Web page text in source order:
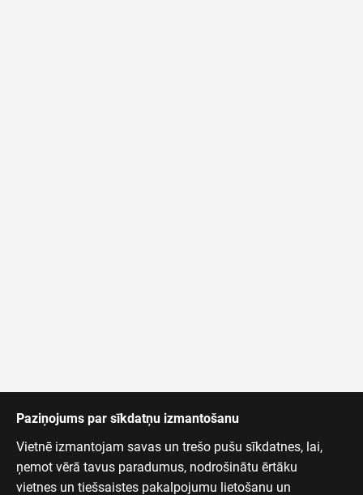
Paziņojums par sīkdatņu izmantošanu
Vietnē izmantojam savas un trešo pušu sīkdatnes, lai,
ņemot vērā tavus paradumus, nodrošinātu ērtāku
vietnes un tiešsaistes pakalpojumu lietošanu un